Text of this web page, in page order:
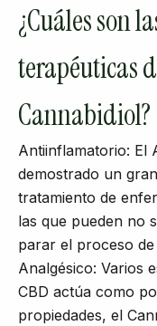
¿Cuáles son
terapéuticas
Cannabidiol?
Antiinflamatorio: El
demostrado un
tratamiento de
las que pueden no
parar el proceso
Analgésico: Varios
CBD actúa como
propiedades, el